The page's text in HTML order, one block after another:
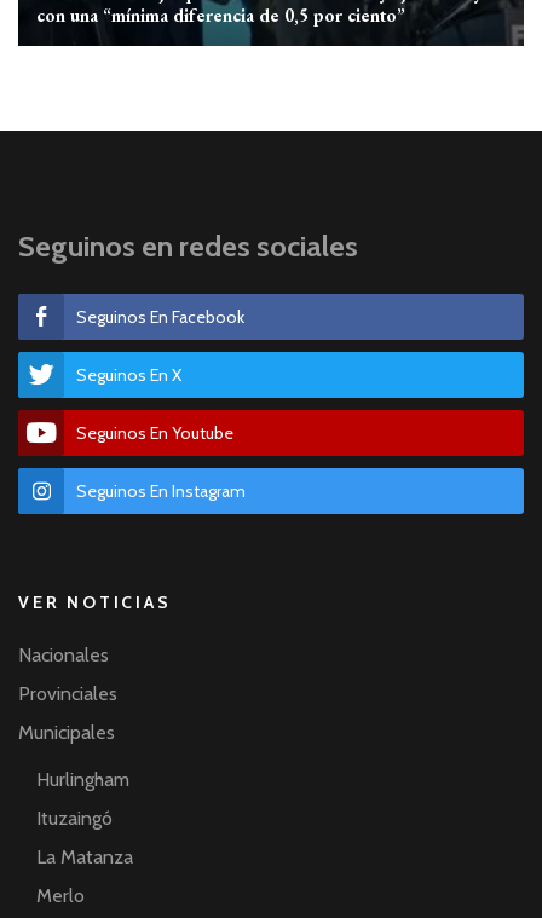
con una “mínima diferencia de 0,5 por ciento”
Seguinos en redes sociales
Seguinos En Facebook
Seguinos En X
Seguinos En Youtube
Seguinos En Instagram
VER NOTICIAS
Nacionales
Provinciales
Municipales
Hurlingham
Ituzaingó
La Matanza
Merlo